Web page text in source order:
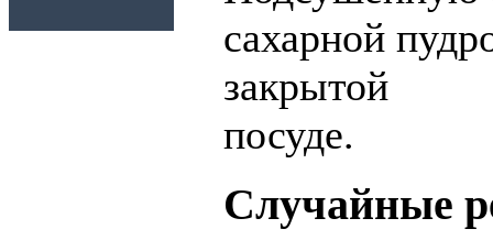
сахарной
закрытой
посуде.
Случайные